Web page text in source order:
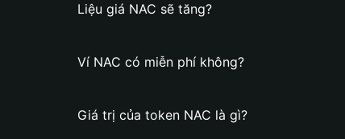
Liệu giá NAC sẽ tăng?
Ví NAC có miễn phí không?
Giá trị của token NAC là gì?